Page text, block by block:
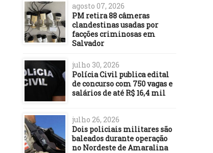
agosto 07, 2026
PM retira 88 câmeras
clandestinas usadas por
facções criminosas em
Salvador
julho 30, 2026
Polícia Civil publica edital
de concurso com 750 vagas e
salários de até R$ 16,4 mil
julho 26, 2026
Dois policiais militares são
baleados durante operação
no Nordeste de Amaralina